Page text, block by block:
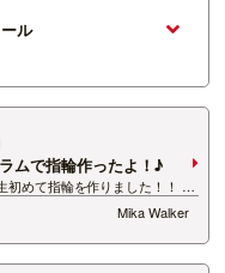
ル
ムで指輪作ったよ！♪
めて指輪を作りました！！ ア
潟店にいる大坪さんがいろいろ
デザイン、加工、刻印、などな
段使いできるカジュアルなも
Mika Walker